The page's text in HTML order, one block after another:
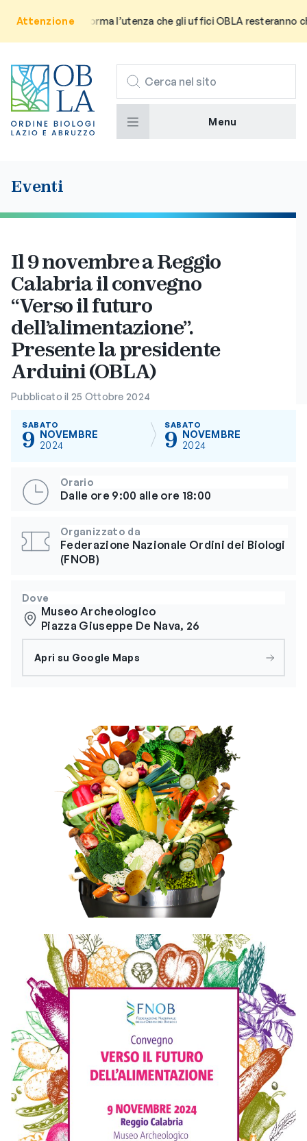
Attenzione
Avviso: Si informa l’utenza che gli uffici OBLA resteranno
CERCA
Menu
Eventi
Il 9 novembre a Reggio
Calabria il convegno
“Verso il futuro
dell’alimentazione”.
Presente la presidente
Arduini (OBLA)
Pubblicato il 25 Ottobre 2024
SABATO
9 NOVEMBRE
2024
SABATO
9 NOVEMBRE
2024
Orario
Dalle ore 9:00 alle ore 18:00
Organizzato da
Federazione Nazionale Ordini dei Biologi
(FNOB)
Dove
Museo Archeologico
Piazza Giuseppe De Nava, 26
Apri su Google Maps